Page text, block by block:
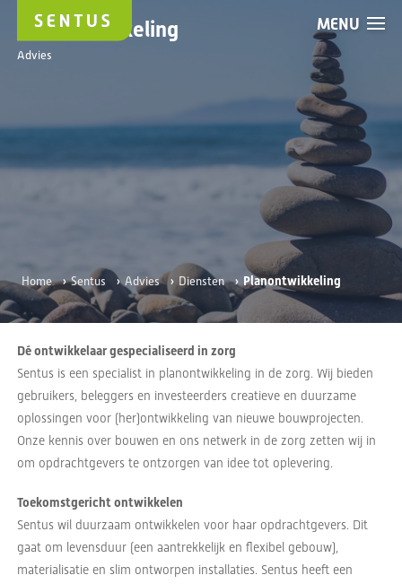
Advies
MENU
Planontwikkeling
Home ›Sentus ›Advies › Diensten ›Planontwikkeling
Dé ontwikkelaar gespecialiseerd in zorg
Sentus is een specialist in planontwikkeling in de zorg. Wij bieden
gebruikers, beleggers en investeerders creatieve en duurzame
oplossingen voor (her)ontwikkeling van nieuwe bouwprojecten.
Onze kennis over bouwen en ons netwerk in de zorg zetten wij in
om opdrachtgevers te ontzorgen van idee tot oplevering.
Toekomstgericht ontwikkelen
Sentus wil duurzaam ontwikkelen voor haar opdrachtgevers. Dit
gaat om levensduur (een aantrekkelijk en flexibel gebouw),
materialisatie en slim ontworpen installaties. Sentus heeft een